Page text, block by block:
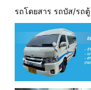
รถโดยสาร รถบัส/รถตู้